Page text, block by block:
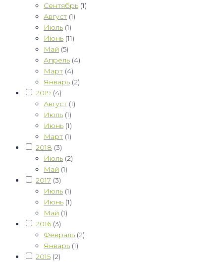
Сентябрь (1)
Август (1)
Июль (1)
Июнь (11)
Май (5)
Апрель (4)
Март (4)
Январь (2)
2019 (4)
Август (1)
Июль (1)
Июнь (1)
Март (1)
2018 (3)
Июль (2)
Май (1)
2017 (3)
Июль (1)
Июнь (1)
Май (1)
2016 (3)
Февраль (2)
Январь (1)
2015 (2)